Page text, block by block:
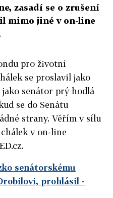
zasadí se o zrušení
mimo jiné v on-line
pro životní
se proslavil jako
senátor prý hodlá
se do Senátu
strany. Věřím v sílu
v on-line
senátorskému
prohlásil -